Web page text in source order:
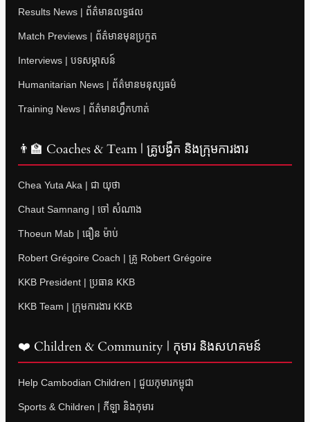
Results News | ព័ត៌មានលទ្ធផល
Match Previews | ព័ត៌មានមុនប្រកួត
Interviews | បទសម្ភាសន៍
Humanitarian News | ព័ត៌មានមនុស្សធម៌
Training News | ព័ត៌មានហ្វឹកហាត់
👨‍🏫 Coaches & Team | គ្រូបង្វឹក និងក្រុមការងារ
Chea Yuta Aka | ជា យុថា
Chaut Samnang | ចៅ សំណាង
Thoeun Mab | ធឿន ម៉ាប់
Robert Grégoire Coach | គ្រូ Robert Grégoire
KKB President | ប្រធាន KKB
KKB Team | ក្រុមការងារ KKB
❤️ Children & Community | កុមារ និងសហគមន៍
Help Cambodian Children | ជួយកុមារកម្ពុជា
Sports & Children | កីឡា និងកុមារ